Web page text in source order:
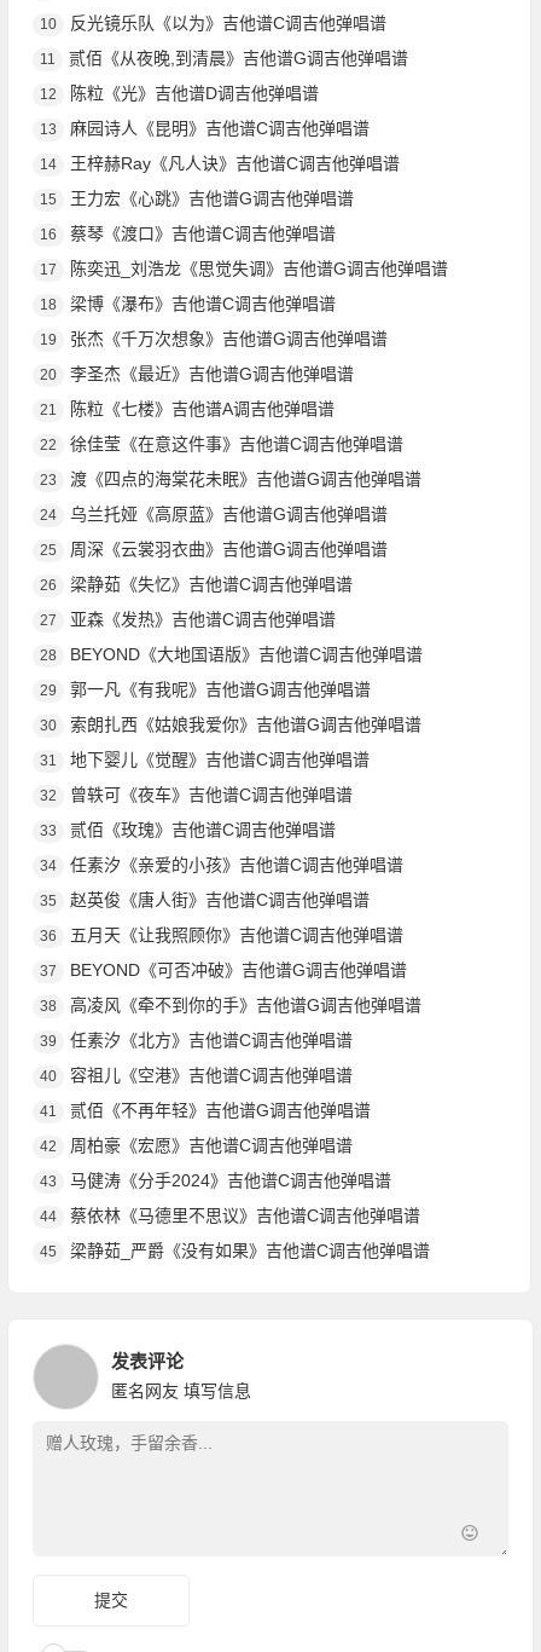
10 反光镜乐队《以为》吉他谱C调吉他弹唱谱
11 贰佰《从夜晚,到清晨》吉他谱G调吉他弹唱谱
12 陈粒《光》吉他谱D调吉他弹唱谱
13 麻园诗人《昆明》吉他谱C调吉他弹唱谱
14 王梓赫Ray《凡人诀》吉他谱C调吉他弹唱谱
15 王力宏《心跳》吉他谱G调吉他弹唱谱
16 蔡琴《渡口》吉他谱C调吉他弹唱谱
17 陈奕迅_刘浩龙《思觉失调》吉他谱G调吉他弹唱谱
18 梁博《瀑布》吉他谱C调吉他弹唱谱
19 张杰《千万次想象》吉他谱G调吉他弹唱谱
20 李圣杰《最近》吉他谱G调吉他弹唱谱
21 陈粒《七楼》吉他谱A调吉他弹唱谱
22 徐佳莹《在意这件事》吉他谱C调吉他弹唱谱
23 渡《四点的海棠花未眠》吉他谱G调吉他弹唱谱
24 乌兰托娅《高原蓝》吉他谱G调吉他弹唱谱
25 周深《云裳羽衣曲》吉他谱G调吉他弹唱谱
26 梁静茹《失忆》吉他谱C调吉他弹唱谱
27 亚森《发热》吉他谱C调吉他弹唱谱
28 BEYOND《大地国语版》吉他谱C调吉他弹唱谱
29 郭一凡《有我呢》吉他谱G调吉他弹唱谱
30 索朗扎西《姑娘我爱你》吉他谱G调吉他弹唱谱
31 地下婴儿《觉醒》吉他谱C调吉他弹唱谱
32 曾轶可《夜车》吉他谱C调吉他弹唱谱
33 贰佰《玫瑰》吉他谱C调吉他弹唱谱
34 任素汐《亲爱的小孩》吉他谱C调吉他弹唱谱
35 赵英俊《唐人街》吉他谱C调吉他弹唱谱
36 五月天《让我照顾你》吉他谱C调吉他弹唱谱
37 BEYOND《可否冲破》吉他谱G调吉他弹唱谱
38 高凌风《牵不到你的手》吉他谱G调吉他弹唱谱
39 任素汐《北方》吉他谱C调吉他弹唱谱
40 容祖儿《空港》吉他谱C调吉他弹唱谱
41 贰佰《不再年轻》吉他谱G调吉他弹唱谱
42 周柏豪《宏愿》吉他谱C调吉他弹唱谱
43 马健涛《分手2024》吉他谱C调吉他弹唱谱
44 蔡依林《马德里不思议》吉他谱C调吉他弹唱谱
45 梁静茹_严爵《没有如果》吉他谱C调吉他弹唱谱
发表评论
匿名网友 填写信息